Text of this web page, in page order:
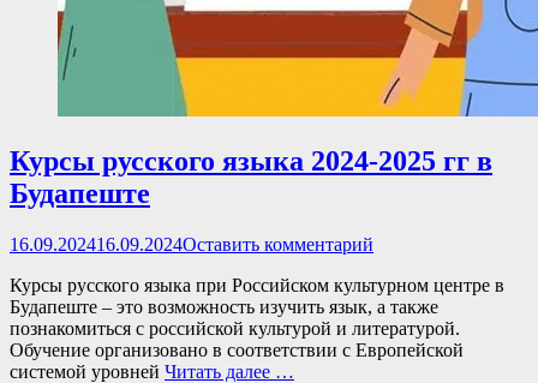
Курсы русского языка 2024-2025 гг в
Будапеште
Опубликовано
16.09.202416.09.2024Оставить комментарий
Курсы русского языка при Российском культурном центре в
Будапеште – это возможность изучить язык, а также
познакомиться с российской культурой и литературой.
Обучение организовано в соответствии с Европейской
системой уровней Читать далее …